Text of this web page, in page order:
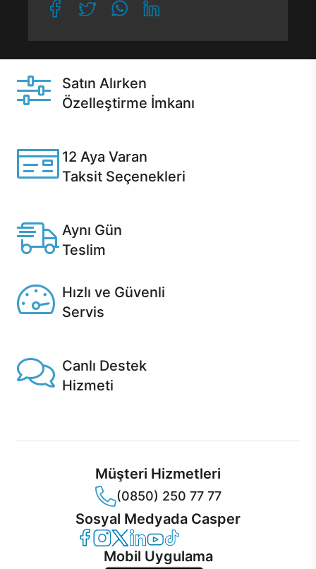
Satın Alırken
Özelleştirme İmkanı
12 Aya Varan
Taksit Seçenekleri
Aynı Gün
Teslim
Hızlı ve Güvenli
Servis
Canlı Destek
Hizmeti
Müşteri Hizmetleri
(0850) 250 77 77
Sosyal Medyada Casper
Casper Facebook
Casper Instagram
Casper Twitter
Casper LinkedIn
Casper YouTube
Casper TikTok
Mobil Uygulama